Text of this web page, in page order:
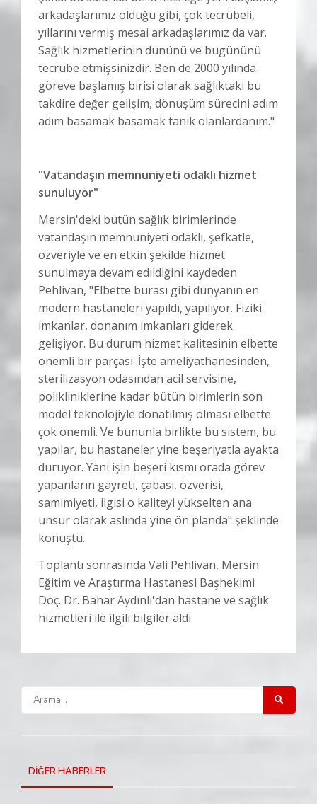
arkadaşlarımız olduğu gibi, çok tecrübeli,
yıllarını vermiş mesai arkadaşlarımız da var.
Sağlık hizmetlerinin dününü ve bugününü
tecrübe etmişsinizdir. Ben de 2000 yılında
göreve başlamış birisi olarak sağlıktaki bu
takdire değer gelişim, dönüşüm sürecini adım
adım basamak basamak tanık olanlardanım."
"Vatandaşın memnuniyeti odaklı hizmet
sunuluyor"
Mersin'deki bütün sağlık birimlerinde
vatandaşın memnuniyeti odaklı, şefkatle,
özveriyle ve en etkin şekilde hizmet
sunulmaya devam edildiğini kaydeden
Pehlivan, "Elbette burası gibi dünyanın en
modern hastaneleri yapıldı, yapılıyor. Fiziki
imkanlar, donanım imkanları giderek
gelişiyor. Bu durum hizmet kalitesinin elbette
önemli bir parçası. İşte ameliyathanesinden,
sterilizasyon odasından acil servisine,
polikliniklerine kadar bütün birimlerin son
model teknolojiyle donatılmış olması elbette
çok önemli. Ve bununla birlikte bu sistem, bu
yapılar, bu hastaneler yine beşeriyatla ayakta
duruyor. Yani işin beşeri kısmı orada görev
yapanların gayreti, çabası, özverisi,
samimiyeti, ilgisi o kaliteyi yükselten ana
unsur olarak aslında yine ön planda" şeklinde
konuştu.
Toplantı sonrasında Vali Pehlivan, Mersin
Eğitim ve Araştırma Hastanesi Başhekimi
Doç. Dr. Bahar Aydınlı'dan hastane ve sağlık
hizmetleri ile ilgili bilgiler aldı.
DİĞER HABERLER